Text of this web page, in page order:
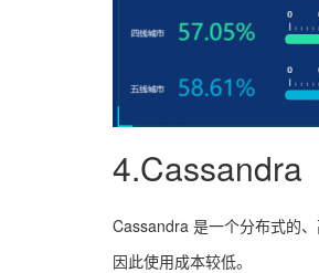
4.Cassandra
Cassandra 是一个分布式的
因此使用成本较低。